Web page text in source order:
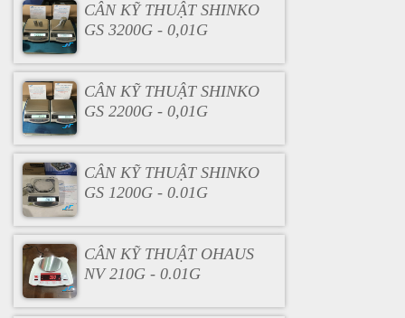
CÂN KỸ THUẬT SHINKO
GS 3200G - 0,01G
CÂN KỸ THUẬT SHINKO
GS 2200G - 0,01G
CÂN KỸ THUẬT SHINKO
GS 1200G - 0.01G
CÂN KỸ THUẬT OHAUS
NV 210G - 0.01G